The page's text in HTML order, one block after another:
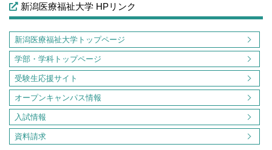
新潟医療福祉大学 HPリンク
新潟医療福祉大学トップページ
学部・学科トップページ
受験生応援サイト
オープンキャンパス情報
入試情報
資料請求